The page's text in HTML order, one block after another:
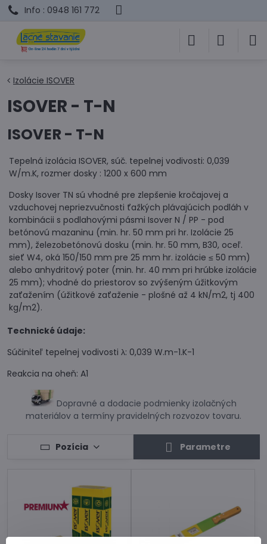
Info : 0948 161 772
Izolácie ISOVER
ISOVER - T-N
ISOVER - T-N
Tepelná izolácia ISOVER, súč. tepelnej vodivosti: 0,039
W/m.K, rozmer dosky : 1200 x 600 mm
Dosky Isover TN sú vhodné pre zlepšenie kročajovej a
vzduchovej nepriezvučnosti ťažkých plávajúcich podláh v
kombinácii s podlahovými pásmi Isover N / PP - pod
betónovú mazaninu (min. hr. 50 mm pri hr. Izolácie 25
mm), železobetónovú dosku (min. hr. 50 mm, B30, oceľ.
sieť W4, oká 150/150 mm pre 25 mm hr. izolácie ≤ 50 mm)
alebo anhydritový poter (min. hr. 40 mm pri hrúbke izolácie
25 mm); vhodné do priestorov so zvýšeným úžitkovým
zaťažením (úžitkové zaťaženie - plošné až 4 kN/m2, tj 400
kg/m2).
Technické údaje:
Súčiniteľ tepelnej vodivosti λ: 0,039 W.m-1.K-1
Reakcia na oheň: A1
Dopravné a dodacie podmienky izolačných
materiálov a termíny pravidelných rozvozov tovaru.
Pozícia Parametre